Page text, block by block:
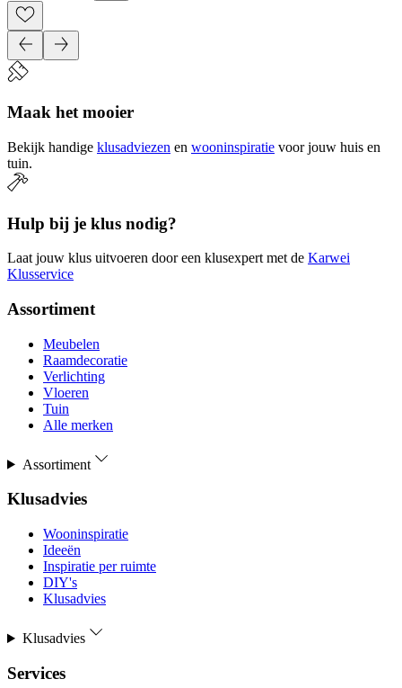
Maak het mooier
Bekijk handige klusadviezen en wooninspiratie voor jouw huis en
tuin.
Hulp bij je klus nodig?
Laat jouw klus uitvoeren door een klusexpert met de Karwei
Klusservice
Assortiment
Meubelen
Raamdecoratie
Verlichting
Vloeren
Tuin
Alle merken
Assortiment
Klusadvies
Wooninspiratie
Ideeën
Inspiratie per ruimte
DIY's
Klusadvies
Klusadvies
Services